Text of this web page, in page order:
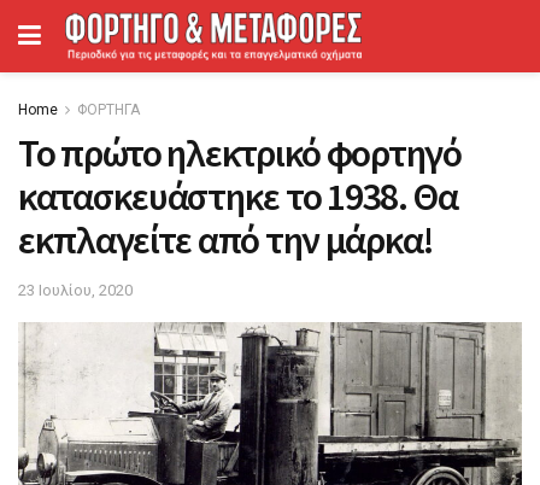
Home ΦΟΡΤΗΓΑ
Το πρώτο ηλεκτρικό φορτηγό
κατασκευάστηκε το 1938. Θα
εκπλαγείτε από την μάρκα!
23 Ιουλίου, 2020